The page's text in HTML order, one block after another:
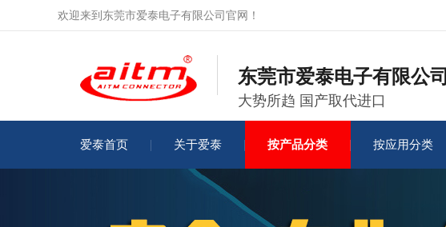
欢迎来到东莞市爱泰电子有限公司官网！
东莞市爱泰电子有限公司
大势所趋 国产取代进口
爱泰首页 关于爱泰 按产品分类 按应用分类